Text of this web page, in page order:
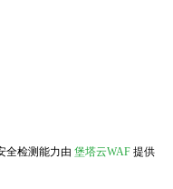
全检测能力由 堡塔云WAF 提供